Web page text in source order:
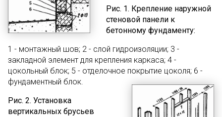
Рис. 1. Крепление наружной
стеновой панели к
бетонному фундаменту:
1 - монтажный шов; 2 - слой гидроизоляции; 3 -
закладной элемент для крепления каркаса; 4 -
цокольный блок; 5 - отделочное покрытие цоколя; 6 -
фундаментный блок.
Рис. 2. Установка
вертикальных брусьев